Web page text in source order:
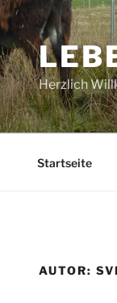
Herzlich
Startseite
AUTOR: